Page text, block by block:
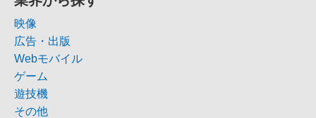
映像
広告・出版
Webモバイル
ゲーム
遊技機
その他